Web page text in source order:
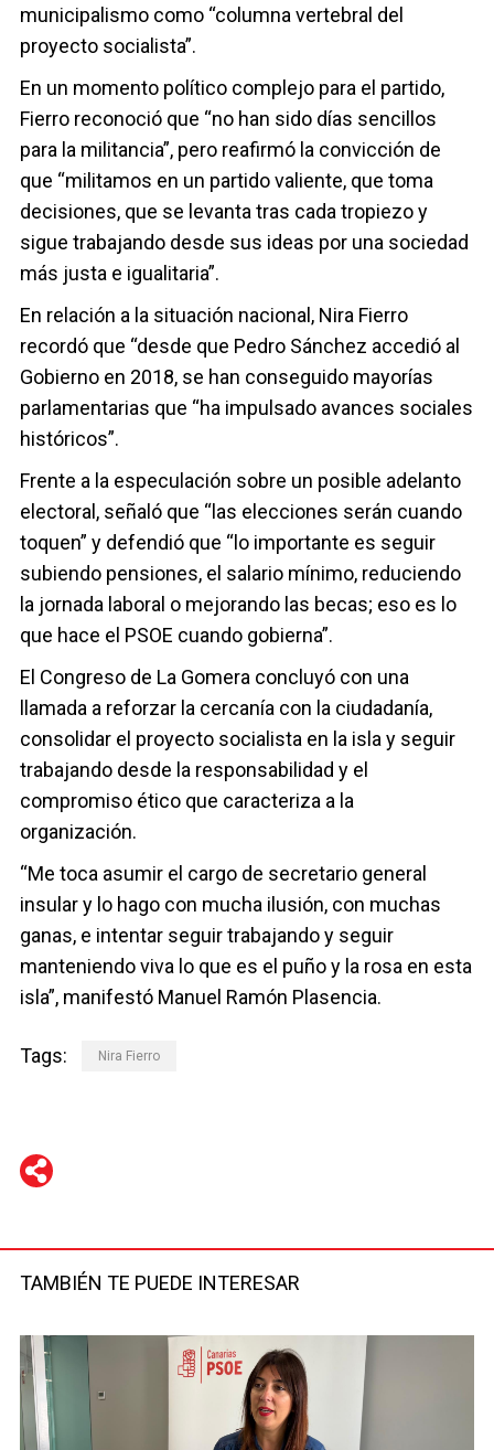
municipalismo como “columna vertebral del
proyecto socialista”.
En un momento político complejo para el partido,
Fierro reconoció que “no han sido días sencillos
para la militancia”, pero reafirmó la convicción de
que “militamos en un partido valiente, que toma
decisiones, que se levanta tras cada tropiezo y
sigue trabajando desde sus ideas por una sociedad
más justa e igualitaria”.
En relación a la situación nacional, Nira Fierro
recordó que “desde que Pedro Sánchez accedió al
Gobierno en 2018, se han conseguido mayorías
parlamentarias que “ha impulsado avances sociales
históricos”.
Frente a la especulación sobre un posible adelanto
electoral, señaló que “las elecciones serán cuando
toquen” y defendió que “lo importante es seguir
subiendo pensiones, el salario mínimo, reduciendo
la jornada laboral o mejorando las becas; eso es lo
que hace el PSOE cuando gobierna”.
El Congreso de La Gomera concluyó con una
llamada a reforzar la cercanía con la ciudadanía,
consolidar el proyecto socialista en la isla y seguir
trabajando desde la responsabilidad y el
compromiso ético que caracteriza a la
organización.
“Me toca asumir el cargo de secretario general
insular y lo hago con mucha ilusión, con muchas
ganas, e intentar seguir trabajando y seguir
manteniendo viva lo que es el puño y la rosa en esta
isla”, manifestó Manuel Ramón Plasencia.
Tags: Nira Fierro
TAMBIÉN TE PUEDE INTERESAR